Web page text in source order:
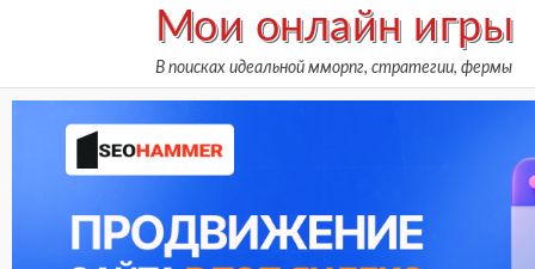
Мои онлайн игры
В поисках идеальной мморпг, стратегии, фермы